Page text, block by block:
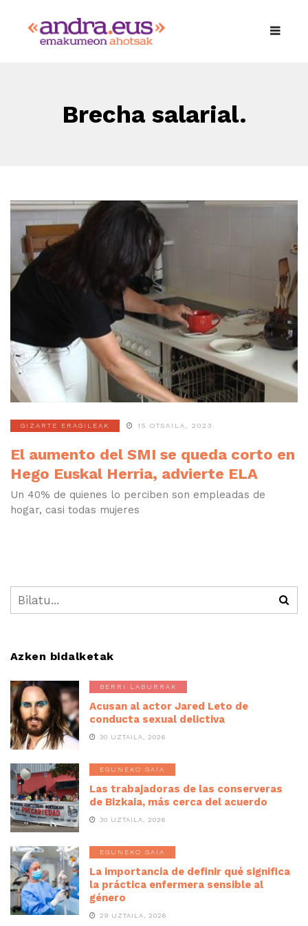
Brecha salarial.
Empleadas de hogar
GIZARTE ERAGILEAK 15 OTSAILA, 2023
El aumento del SMI se queda corto en
Hego Euskal Herria, advierte ELA
Un 40% de quienes lo perciben son empleadas de
hogar, casi todas mujeres
Azken bidalketak
BERRI LABURRAK
Acusan al actor Jared Leto de
conducta sexual delictiva
30 UZTAILA, 2026
EGUNEKO GAIA
Las trabajadoras de las conserveras
de Bizkaia, más cerca del acuerdo
30 UZTAILA, 2026
EGUNEKO GAIA
La importancia de definir qué significa
la práctica enfermera sensible al
género
29 UZTAILA, 2026